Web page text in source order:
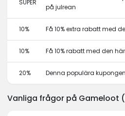
SUPER
på julrean
10% Få 10% extra rabatt med
10% Få 10% rabatt med den
20% Denna populära
Vanliga frågor på Gameloot